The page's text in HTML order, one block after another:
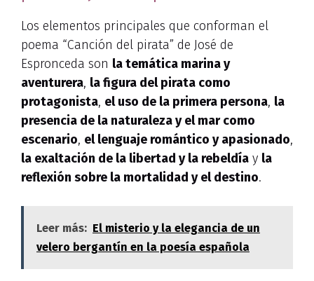
Los elementos principales que conforman el
poema “Canción del pirata” de José de
Espronceda son la temática marina y
aventurera, la figura del pirata como
protagonista, el uso de la primera persona, la
presencia de la naturaleza y el mar como
escenario, el lenguaje romántico y apasionado,
la exaltación de la libertad y la rebeldía y la
reflexión sobre la mortalidad y el destino.
Leer más: El misterio y la elegancia de un
velero bergantín en la poesía española